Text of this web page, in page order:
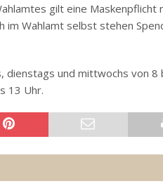
gilt eine Maskenpflicht
im Wahlamt selbst stehen
dienstags und mittwochs von 8
13 Uhr.